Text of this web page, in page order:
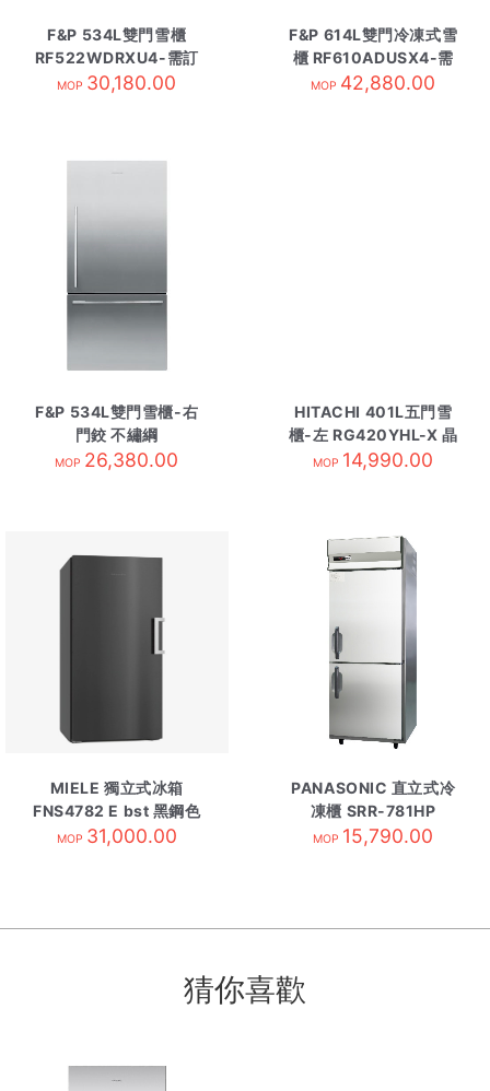
F&P 534L雙門雪櫃
RF522WDRXU4-需訂
貨
MOP 30,180.00
F&P 614L雙門冷凍式雪
櫃 RF610ADUSX4-需
訂貨
MOP 42,880.00
F&P 534L雙門雪櫃-右
門鉸 不繡綱
RF522WDRX4 需訂貨
MOP 26,380.00
HITACHI 401L五門雪
櫃-左 RG420YHL-X 晶
鑽鏡面
MOP 14,990.00
MIELE 獨立式冰箱
FNS4782 E bst 黑鋼色
MOP 31,000.00
PANASONIC 直立式冷
凍櫃 SRR-781HP
MOP 15,790.00
猜你喜歡